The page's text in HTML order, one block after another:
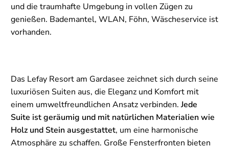
und die traumhafte Umgebung in vollen Zügen zu
genießen. Bademantel, WLAN, Föhn, Wäscheservice ist
vorhanden.
Das Lefay Resort am Gardasee zeichnet sich durch seine
luxuriösen Suiten aus, die Eleganz und Komfort mit
einem umweltfreundlichen Ansatz verbinden.Jede
Suite ist geräumig und mit natürlichen Materialien wie
Holz und Stein ausgestattet, um eine harmonische
Atmosphäre zu schaffen. Große Fensterfronten bieten